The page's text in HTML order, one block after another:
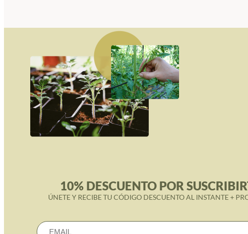
10% DESCUENTO POR
ÚNETE Y RECIBE TU CÓDIGO DESCUENTO AL INSTANTE +